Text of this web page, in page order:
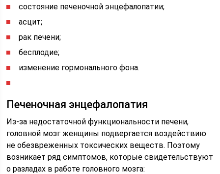
состояние печеночной энцефалопатии;
асцит;
рак печени;
бесплодие;
изменение гормонального фона.
Печеночная энцефалопатия
Из-за недостаточной функциональности печени,
головной мозг женщины подвергается воздействию
не обезвреженных токсических веществ. Поэтому
возникает ряд симптомов, которые свидетельствуют
о разладах в работе головного мозга: